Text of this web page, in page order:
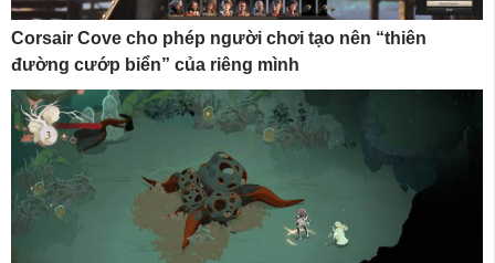
Corsair Cove cho phép người chơi tạo nên “thiên
đường cướp biển” của riêng mình